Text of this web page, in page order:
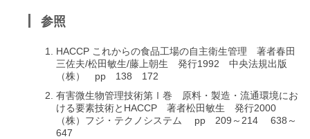
参照
HACCP これからの食品工場の自主衛生管理 著者春田
三佐夫/松田敏生/藤上朝生 発行1992 中央法規出版
（株） pp 138 172
有害微生物管理技術第Ⅰ巻 原料・製造・流通環境にお
ける要素技術とHACCP 著者松田敏生 発行2000
（株）フジ・テクノシステム pp 209～214 638～
647